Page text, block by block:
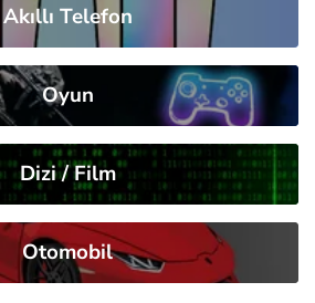
Akıllı Telefon
Oyun
Dizi / Film
Otomobil